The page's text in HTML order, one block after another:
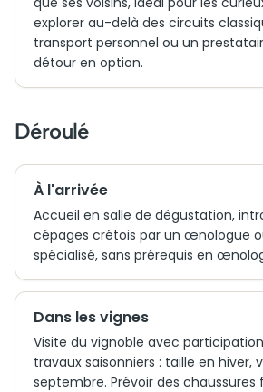
explorer au-delà des circuits
transport personnel ou un
détour en option.
Déroulé
À l'arrivée
Accueil en salle de dégustation,
cépages crétois par un œnologue
spécialisé, sans prérequis en
Dans les vignes
Visite du vignoble avec
travaux saisonniers : taille en hiver,
septembre. Prévoir des chaussures